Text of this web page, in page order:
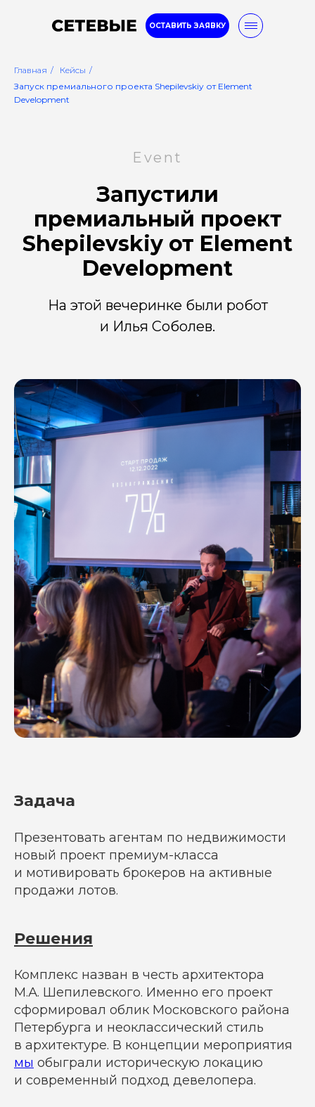
ОСТАВИТЬ ЗАЯВКУ
Главная / Кейсы /
Запуск премиального проекта Shepilevskiy от Element
Development
Event
Запустили
премиальный проект
Shepilevskiy от Element
Development
На этой вечеринке были робот
и Илья Соболев.
Задача
Презентовать агентам по недвижимости
новый проект премиум-класса
и мотивировать брокеров на активные
продажи лотов.
Решения
Комплекс назван в честь архитектора
М.А. Шепилевского. Именно его проект
сформировал облик Московского района
Петербурга и неоклассический стиль
в архитектуре. В концепции мероприятия
мы обыграли историческую локацию
и современный подход девелопера.